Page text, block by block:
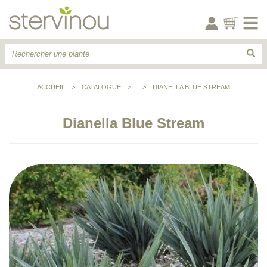
ACCUEIL > CATALOGUE > > DIANELLA BLUE STREAM
Dianella Blue Stream